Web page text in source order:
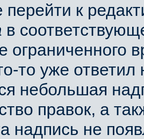
перейти к
в
ограниченного
то уже
небольшая
правок, а
надпись не